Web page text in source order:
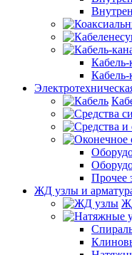
Прочее
ЖД узлы и